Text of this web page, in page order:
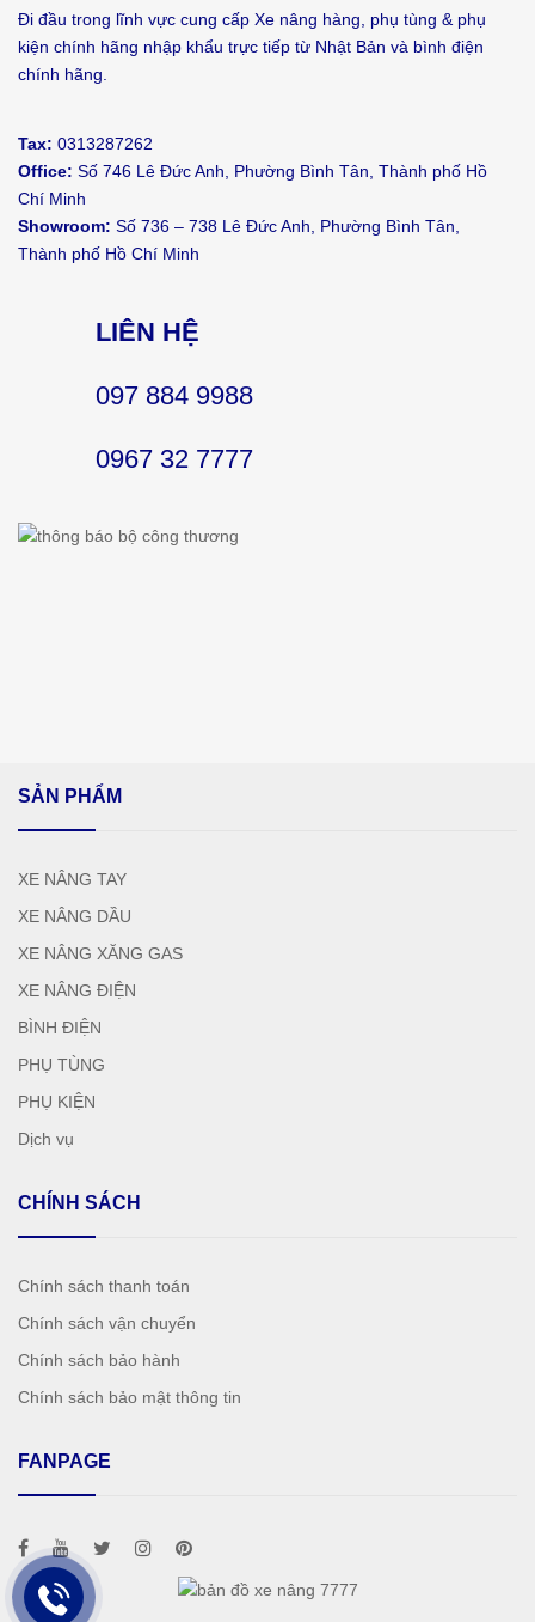
Đi đầu trong lĩnh vực cung cấp Xe nâng hàng, phụ tùng & phụ
kiện chính hãng nhập khẩu trực tiếp từ Nhật Bản và bình điện
chính hãng.
Tax: 0313287262
Office: Số 746 Lê Đức Anh, Phường Bình Tân, Thành phố Hồ
Chí Minh
Showroom: Số 736 – 738 Lê Đức Anh, Phường Bình Tân,
Thành phố Hồ Chí Minh
LIÊN HỆ
097 884 9988
0967 32 7777
SẢN PHẨM
XE NÂNG TAY
XE NÂNG DẦU
XE NÂNG XĂNG GAS
XE NÂNG ĐIỆN
BÌNH ĐIỆN
PHỤ TÙNG
PHỤ KIỆN
Dịch vụ
CHÍNH SÁCH
Chính sách thanh toán
Chính sách vận chuyển
Chính sách bảo hành
Chính sách bảo mật thông tin
FANPAGE